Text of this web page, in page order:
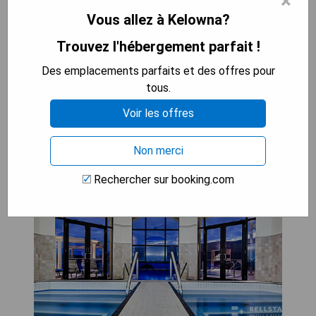
VÉRIFIEZ LA DISPONIBILITÉ
The Royal Kelowna - Bellstar
Hotels & Resorts
Vous allez à Kelowna?
Trouvez l'hébergement parfait !
Des emplacements parfaits et des offres pour
tous.
Voir les offres
Non merci
Rechercher sur booking.com